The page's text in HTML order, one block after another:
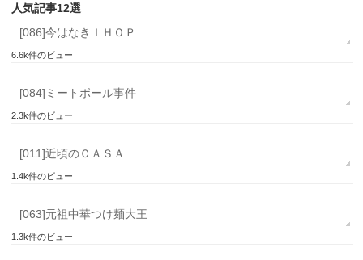
人気記事12選
[086]今はなきＩＨＯＰ
6.6k件のビュー
[084]ミートボール事件
2.3k件のビュー
[011]近頃のＣＡＳＡ
1.4k件のビュー
[063]元祖中華つけ麺大王
1.3k件のビュー